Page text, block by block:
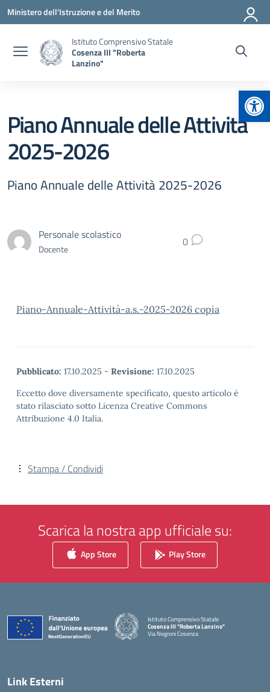
Vai ai contenuti
Vai al menu di navigazione
Vai al footer
Ministero dell'Istruzione e del Merito
Istituto Comprensivo Statale
Cosenza III "Roberta
Lanzino"
Piano Annuale delle Attività
2025-2026
Piano Annuale delle Attività 2025-2026
Personale scolastico
Docente 0
Piano-Annuale-Attività-a.s.-2025-2026 copia
Pubblicato: 17.10.2025 - Revisione: 17.10.2025
Eccetto dove diversamente specificato, questo articolo è
stato rilasciato sotto Licenza Creative Commons
Attribuzione 4.0 Italia.
Stampa / Condividi
Scarica la nostra app ufficiale su:
App Store Play Store
Istituto Comprensivo Statale
Cosenza III "Roberta Lanzino"
Via Negroni Cosenza
— Visita la pagina iniziale della scuola
Link Esterni